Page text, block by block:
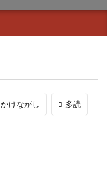
かけながし 多読